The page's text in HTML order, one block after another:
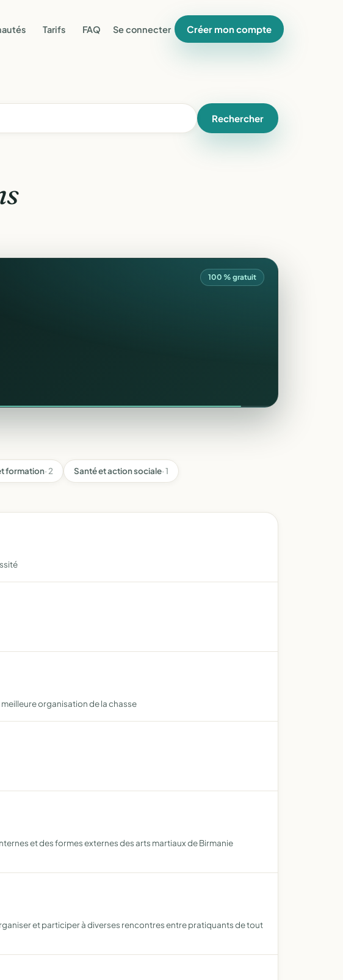
Tarifs FAQ Se connecter Créer mon compte
Rechercher
100 % gratuit
formation· 2 Santé et action sociale· 1
organisation de la chasse
et des formes externes des arts martiaux de Birmanie
et participer à diverses rencontres entre pratiquants de tout